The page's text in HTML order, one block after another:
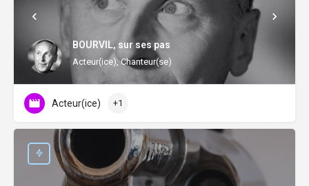
BOURVIL, sur ses pas
Acteur(ice), Chanteur(se)
Acteur(ice) +1